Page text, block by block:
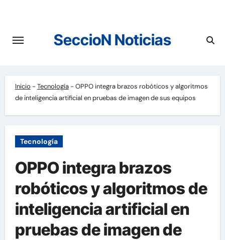
contenido
SeccioN Noticias
Inicio - Tecnología- OPPO integra brazos robóticos y algoritmos
de inteligencia artificial en pruebas de imagen de sus equipos
Tecnología
OPPO integra brazos
robóticos y algoritmos de
inteligencia artificial en
pruebas de imagen de